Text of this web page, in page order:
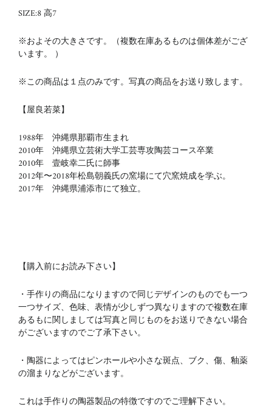
SIZE:8 高7
※およその大きさです。（複数在庫あるものは個体差がござ
います。 ）
※この商品は１点のみです。写真の商品をお送り致します。
【屋良若菜】
1988年 沖縄県那覇市生まれ
2010年 沖縄県立芸術大学工芸専攻陶芸コース卒業
2010年 壹岐幸二氏に師事
2012年〜2018年松島朝義氏の窯場にて穴窯焼成を学ぶ。
2017年 沖縄県浦添市にて独立。
【購入前にお読み下さい】
・手作りの商品になりますので同じデザインのものでも一つ
一つサイズ、色味、表情が少しずつ異なりますので複数在庫
あるもに関しましては写真と同じものをお送りできない場合
がございますのでご了承下さい。
・陶器によってはピンホールや小さな斑点、ブク、傷、釉薬
の溜まりなどがございます。
これは手作りの陶器製品の特徴ですのでご理解下さい。